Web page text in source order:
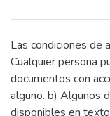
Las condiciones de
Cualquier persona
documentos con
alguno. b) Algunos
disponibles en